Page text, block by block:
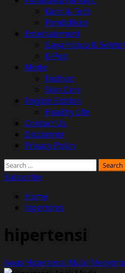
Karir & Tech
Pendidikan
Entertainment
Gaya Hidup &
K-Pop
Mode
Fashion
Skin Care
English Edition
Healthy Life
Contact Us
Disclaimer
Privacy Policy
Search
for:
Subscribe
Home
hipertensi
hipertensi
Awas Hipertensi Mulai